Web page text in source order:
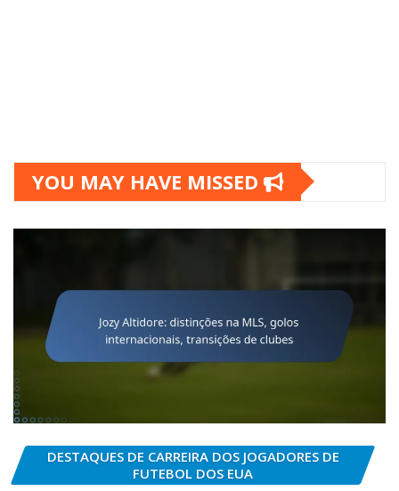
YOU MAY HAVE MISSED
DESTAQUES DE CARREIRA DOS JOGADORES DE
FUTEBOL DOS EUA